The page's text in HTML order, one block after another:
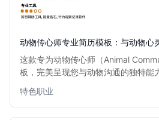
动物传心师专业简历模板：与动物心
这款专为动物传心师（Animal
板，完美呈现您与动物沟通的独特能
的领域中脱颖而出。结构清晰，内容
特职业路径和专业服务的动物传心师
特色职业